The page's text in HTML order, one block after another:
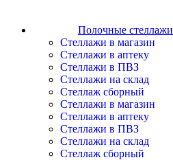
Полочные стеллажи
Cтеллажи в магазин
Cтеллажи в аптеку
Cтеллажи в ПВЗ
Cтеллажи на склад
Стеллаж сборный
Cтеллажи в магазин
Cтеллажи в аптеку
Cтеллажи в ПВЗ
Cтеллажи на склад
Стеллаж сборный